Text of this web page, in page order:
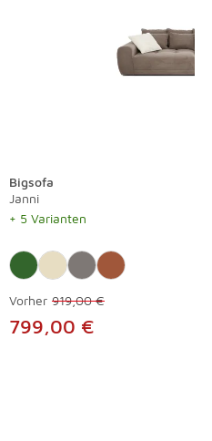
Bigsofa
Janni
+ 5 Varianten
Vorher 919,00 €
799,00 €